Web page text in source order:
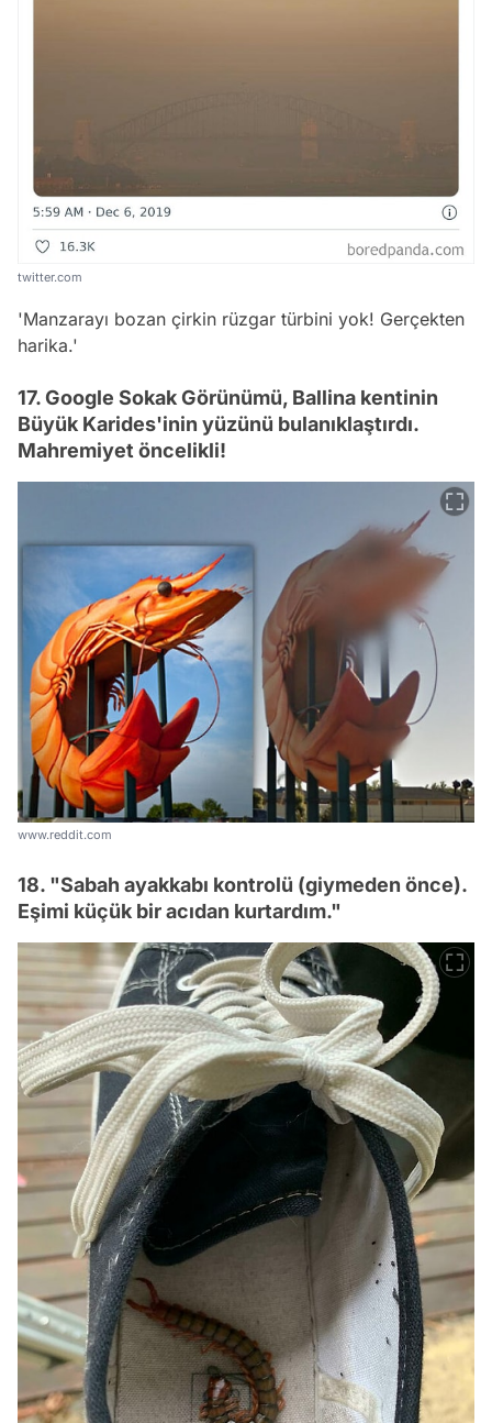
twitter.com
'Manzarayı bozan çirkin rüzgar türbini yok! Gerçekten
harika.'
17. Google Sokak Görünümü, Ballina kentinin
Büyük Karides'inin yüzünü bulanıklaştırdı.
Mahremiyet öncelikli!
www.reddit.com
18. "Sabah ayakkabı kontrolü (giymeden önce).
Eşimi küçük bir acıdan kurtardım."